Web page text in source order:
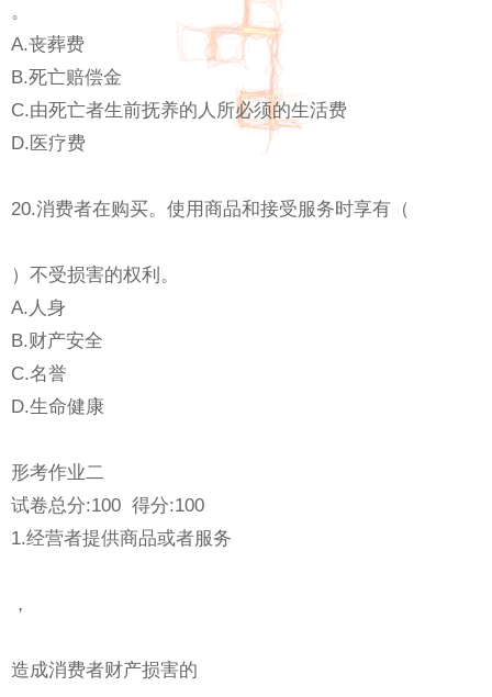
。
A.丧葬费
B.死亡赔偿金
C.由死亡者生前抚养的人所必须的生活费
D.医疗费
20.消费者在购买。使用商品和接受服务时享有（
）不受损害的权利。
A.人身
B.财产安全
C.名誉
D.生命健康
形考作业二
试卷总分:100 得分:100
1.经营者提供商品或者服务
，
造成消费者财产损害的